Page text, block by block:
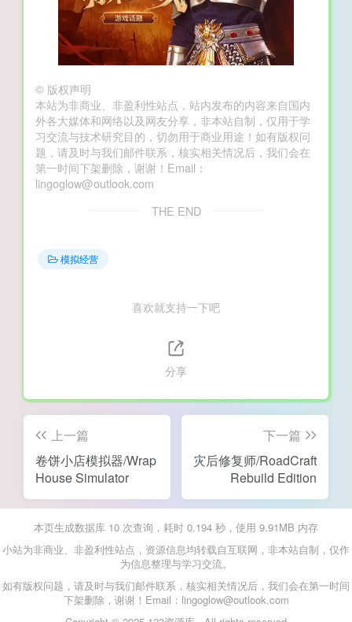
© 版权声明
本站为非商业、非盈利性站点，站内发布的内容来自国内
外各大媒体和网络以及网友分享，非本站自制，仅用于学
习交流与技术研究目的，切勿用于商业用途！如有版权问
题，请及时与我们邮件联系，核实相关情况后，我们会在
第一时间下架删除，谢谢！Email：
lingoglow@outlook.com
THE END
模拟经营
喜欢就支持一下吧
分享
上一篇
卷饼小店模拟器/Wrap
House Simulator
下一篇
灾后修复师/RoadCraft
Rebuild Edition
本页生成数据库 10 次查询，耗时 0.194 秒，使用 9.91MB 内存
小站为非商业、非盈利性站点，资源信息均转载自互联网，非本站自制，仅作
为信息整理与学习交流。
如有版权问题，请及时与我们邮件联系，核实相关情况后，我们会在第一时间
下架删除，谢谢！Email：lingoglow@outlook.com